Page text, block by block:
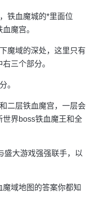
铁血魔城的*里面位
魔宫。
魔域的深处，这里只有
三个部分。
。
二层铁血魔宫，一层会
界boss铁血魔王和全
盛大游戏强强联手，以
域地图的答案你都知